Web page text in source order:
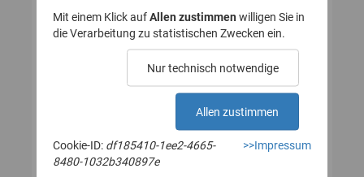
Probleme beim Empfang der
Bitte beachten Sie, dass sich der
Versand der E-Mail um einige
Mit einem Klick aufAllen zustimmen willigen Sie in
die Verarbeitung zu statistischen Zwecken ein.
Nur technisch notwendige
Allen zustimmen
Cookie-ID: df185410-1ee2-4665-
8480-1032b340897e
>>Impressum